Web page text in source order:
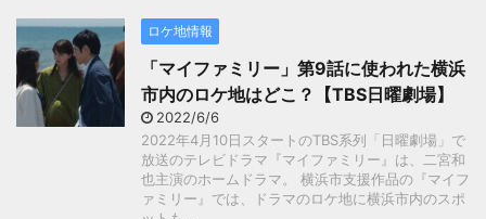
ロケ地情報
「マイファミリー」第9話に使われた横浜
市内のロケ地はどこ？【TBS日曜劇場】
2022/6/6
2022年4月10日スタートのTBS系列「日曜劇場」で
放送のテレビドラマ『マイファミリー』は、二宮和
也主演のホームドラマ。 横浜市支援作品の『マイフ
ァミリー』では、ドラマのロケ地に横浜市内のスポ